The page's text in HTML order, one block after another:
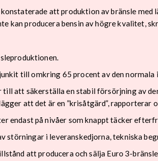
att produktion av bränsle
kan producera bensin av högre kvalitet,
till omkring 65 procent av den normala
att säkerställa en stabil försörjning av
att det är en ”krisåtgärd”, rapporterar
endast på nivåer som knappt täcker
störningar i leveranskedjorna, tekniska
att producera och sälja Euro 3-